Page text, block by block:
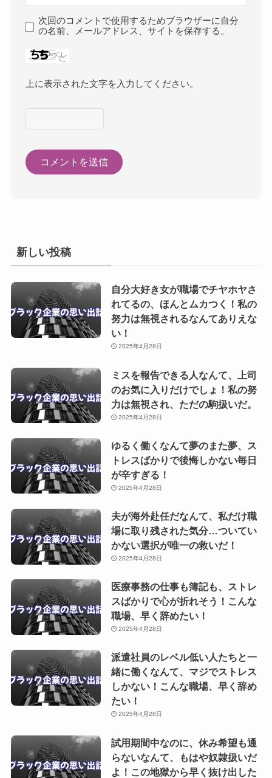
次回のコメントで使用するためブラウザーに自分
の名前、メールアドレス、サイトを保存する。
上に表示された文字を入力してください。
新しい投稿
自分大好き女が職場でチヤホヤさ
れてるの、ほんとムカつく！私の
努力は無視されるなんてありえな
い！
2025年4月28日
ミスを報告できる人なんて、上司
のお気に入りだけでしょ！私の努
力は無視され、ただの駒扱いだ。
2025年4月28日
ゆるく働くなんて夢のまた夢、ス
トレスばかりで後悔しかない毎日
が辛すぎる！
2025年4月28日
夫が海外赴任だなんて、私だけ職
場に取り残された気分…ついてい
かない選択が唯一の救いだ！
2025年4月28日
医療事務の仕事も簿記も、ストレ
スばかりで心が折れそう！こんな
職場、早く辞めたい！
2025年4月28日
派遣社員のレベル低い人たちと一
緒に働くなんて、マジでストレス
しかない！こんな職場、早く辞め
たい！
2025年4月28日
試用期間中なのに、休み希望も通
らないなんて、もはや奴隷扱いだ
よ！この地獄から早く抜け出した